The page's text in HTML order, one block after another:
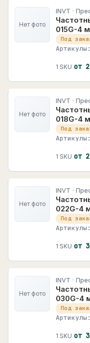
Нет фото
INVT ·
015G-4
Под
1 SKU от
Нет фото
INVT ·
018G-4
Под
1 SKU от
Нет фото
INVT ·
022G-4
Под
1 SKU от
Нет фото
INVT ·
030G-4
Под
1 SKU от